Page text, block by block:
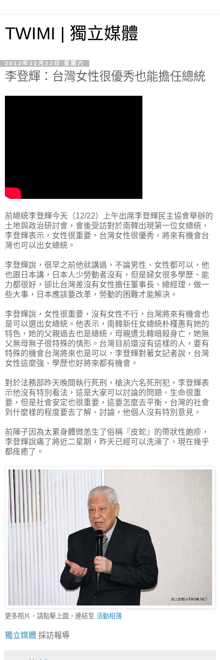
TWIMI | 獨立媒體
2012年12月22日 星期六
李登輝：台灣女性很優秀也能擔任總統
前總統李登輝今天（12/22）上午出席李登輝民主協會舉辦的
土地與政治研討會，會後受訪對於南韓出現第一位女總統，
李登輝表示，女性很重要，台灣女性很優秀，將來有機會台
灣也可以出女總統。
李登輝說，很早之前他就講過，不論男性、女性都可以，他
也跟日本講，日本人少勞動者沒有，但是婦女很多學歷、能
力都很好，卻比台灣差沒有女性擔任董事長、總經理，做一
些大事，日本應該要改革，勞動的困難才能解決。
李登輝說，女性很重要，沒有女性不行，台灣將來有機會也
是可以選出女總統。他表示，南韓新任女總統朴槿惠有她的
特色，她的父親過去也是總統，母親遭北韓暗殺身亡，她無
父無母無子很特殊的情形。台灣目前還沒有這樣的人，要有
特殊的機會台灣將來也是可以，李登輝對著女記者說，台灣
女性這麼強、學歷也好將來都有機會。
對於法務部昨天晚間執行死刑，槍決六名死刑犯，李登輝表
示他沒有特別看法，這是大家可以討論的問題，生命很重
要，但是社會安定也很重要，這要怎麼去平衡，台灣的社會
到什麼樣的程度要去了解、討論，他個人沒有特別意見。
前陣子因為太累身體微恙生了俗稱『皮蛇』的帶狀性皰疹，
李登輝說痛了將近二星期，昨天已經可以洗澡了，現在幾乎
都痊癒了。
更多照片，請點擊上圖，連結至 活動相簿
獨立媒體 採訪報導